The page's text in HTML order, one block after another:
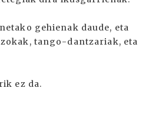
gehienak daude, eta
tango-dantzariak, eta
ez da.